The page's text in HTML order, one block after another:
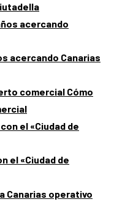
acercando Canarias
Cómo
el «Ciudad de